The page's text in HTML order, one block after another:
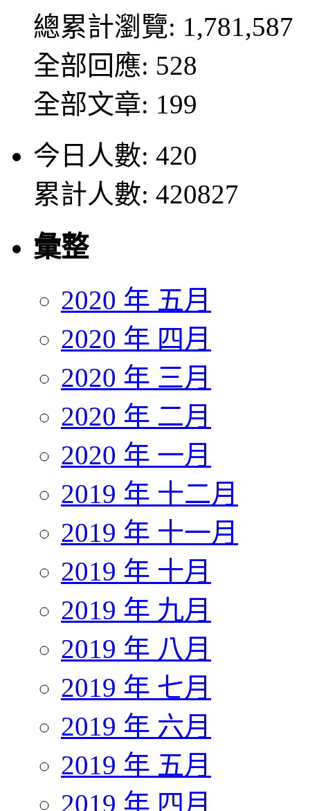
總累計瀏覽: 1,781,587
全部回應: 528
全部文章: 199
今日人數: 420
累計人數: 420827
彙整
2020 年 五月
2020 年 四月
2020 年 三月
2020 年 二月
2020 年 一月
2019 年 十二月
2019 年 十一月
2019 年 十月
2019 年 九月
2019 年 八月
2019 年 七月
2019 年 六月
2019 年 五月
2019 年 四月